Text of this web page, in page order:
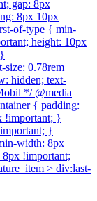
gap: 8px
8px 10px
of-type { min-
height: 10px
size: 0.78rem
hidden; text-
*/ @media
{ padding:
!important; }
}
width: 8px
!important;
> div:last-